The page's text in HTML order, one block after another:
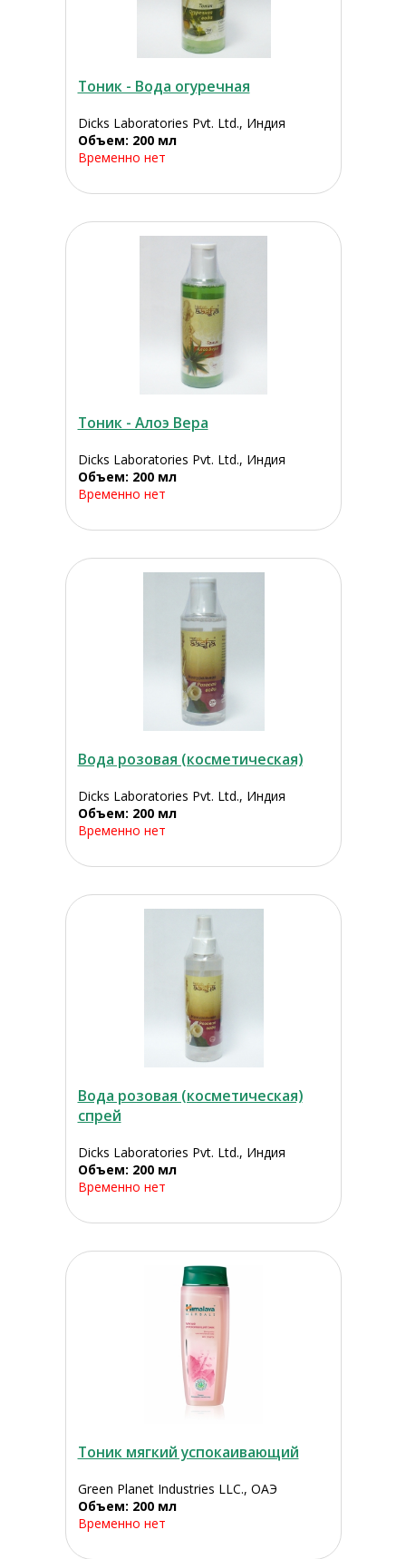
Тоник - Вода огуречная
Dicks Laboratories Pvt. Ltd., Индия
Объем: 200 мл
Временно нет
Тоник - Алоэ Вера
Dicks Laboratories Pvt. Ltd., Индия
Объем: 200 мл
Временно нет
Вода розовая (косметическая)
Dicks Laboratories Pvt. Ltd., Индия
Объем: 200 мл
Временно нет
Вода розовая (косметическая)
спрей
Dicks Laboratories Pvt. Ltd., Индия
Объем: 200 мл
Временно нет
Тоник мягкий успокаивающий
Green Planet Industries LLC., ОАЭ
Объем: 200 мл
Временно нет